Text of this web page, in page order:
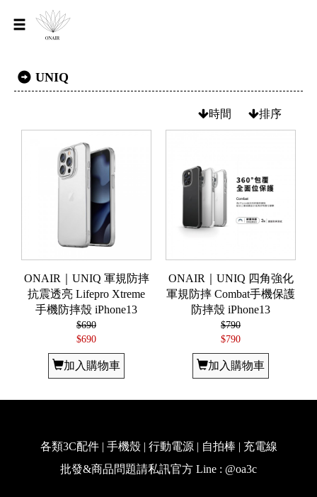
UNIQ
時間 排序
ONAIR｜UNIQ 軍規防摔
抗震透亮 Lifepro Xtreme
手機防摔殼 iPhone13
$690
$690
加入購物車
ONAIR｜UNIQ 四角強化
軍規防摔 Combat手機保護
防摔殼 iPhone13
$790
$790
加入購物車
各類3C配件 | 手機殼 | 行動電源 | 自拍棒 | 充電線
批發&商品問題請私訊官方 Line : @oa3c